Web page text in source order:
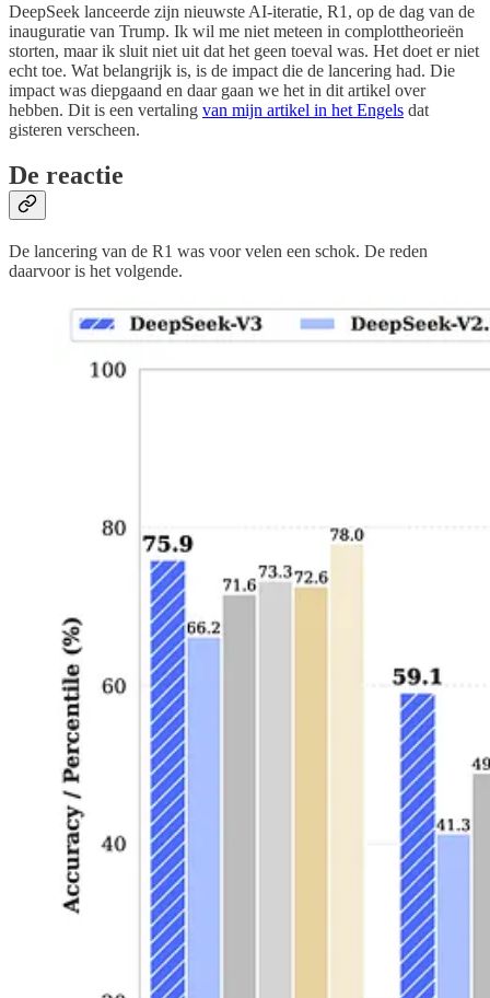
DeepSeek lanceerde zijn nieuwste AI-iteratie, R1, op de dag van de
inauguratie van Trump. Ik wil me niet meteen in complottheorieën
storten, maar ik sluit niet uit dat het geen toeval was. Het doet er niet
echt toe. Wat belangrijk is, is de impact die de lancering had. Die
impact was diepgaand en daar gaan we het in dit artikel over
hebben. Dit is een vertaling van mijn artikel in het Engels dat
gisteren verscheen.
De reactie
De lancering van de R1 was voor velen een schok. De reden
daarvoor is het volgende.